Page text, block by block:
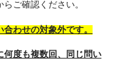
らご確認ください。
わせの対象外です。
何度も複数回、同じ問い